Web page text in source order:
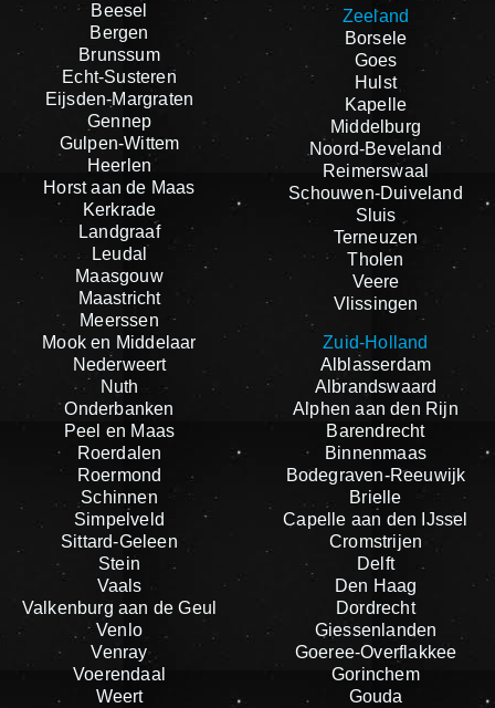
Beesel
Bergen
Brunssum
Echt-Susteren
Eijsden-Margraten
Gennep
Gulpen-Wittem
Heerlen
Horst aan de Maas
Kerkrade
Landgraaf
Leudal
Maasgouw
Maastricht
Meerssen
Mook en Middelaar
Nederweert
Nuth
Onderbanken
Peel en Maas
Roerdalen
Roermond
Schinnen
Simpelveld
Sittard-Geleen
Stein
Vaals
Valkenburg aan de Geul
Venlo
Venray
Voerendaal
Weert
Zeeland
Borsele
Goes
Hulst
Kapelle
Middelburg
Noord-Beveland
Reimerswaal
Schouwen-Duiveland
Sluis
Terneuzen
Tholen
Veere
Vlissingen
Zuid-Holland
Alblasserdam
Albrandswaard
Alphen aan den Rijn
Barendrecht
Binnenmaas
Bodegraven-Reeuwijk
Brielle
Capelle aan den IJssel
Cromstrijen
Delft
Den Haag
Dordrecht
Giessenlanden
Goeree-Overflakkee
Gorinchem
Gouda